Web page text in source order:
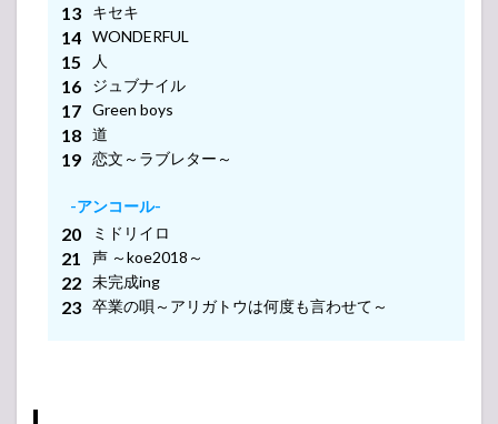
-アンコール-
-アンコール-
キセキ
WONDERFUL
人
ジュブナイル
Green boys
道
恋文～ラブレター～
-アンコール-
ミドリイロ
声 ～koe2018～
未完成ing
卒業の唄～アリガトウは何度も言わせて～